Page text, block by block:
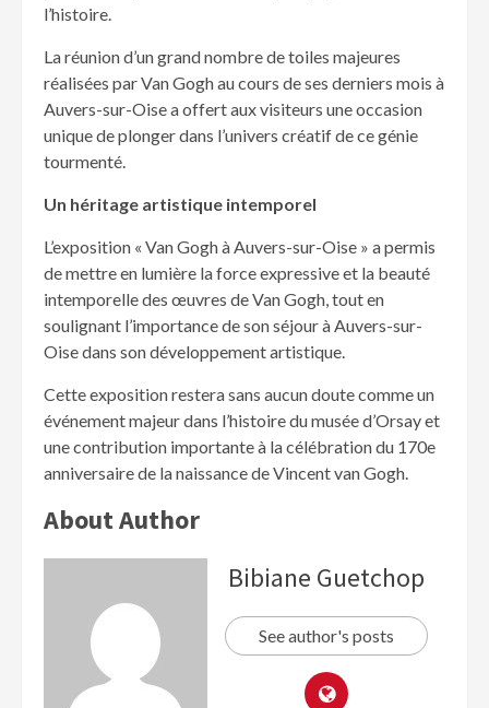
l’histoire.
La réunion d’un grand nombre de toiles majeures
réalisées par Van Gogh au cours de ses derniers mois à
Auvers-sur-Oise a offert aux visiteurs une occasion
unique de plonger dans l’univers créatif de ce génie
tourmenté.
Un héritage artistique intemporel
L’exposition « Van Gogh à Auvers-sur-Oise » a permis
de mettre en lumière la force expressive et la beauté
intemporelle des œuvres de Van Gogh, tout en
soulignant l’importance de son séjour à Auvers-sur-
Oise dans son développement artistique.
Cette exposition restera sans aucun doute comme un
événement majeur dans l’histoire du musée d’Orsay et
une contribution importante à la célébration du 170e
anniversaire de la naissance de Vincent van Gogh.
About Author
Bibiane Guetchop
See author's posts